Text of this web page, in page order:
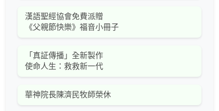
漢語聖經協會免費派贈
《父親節快樂》福音小冊子
「真証傳播」全新製作
使命人生：救救新一代
華神院長陳濟民牧師榮休